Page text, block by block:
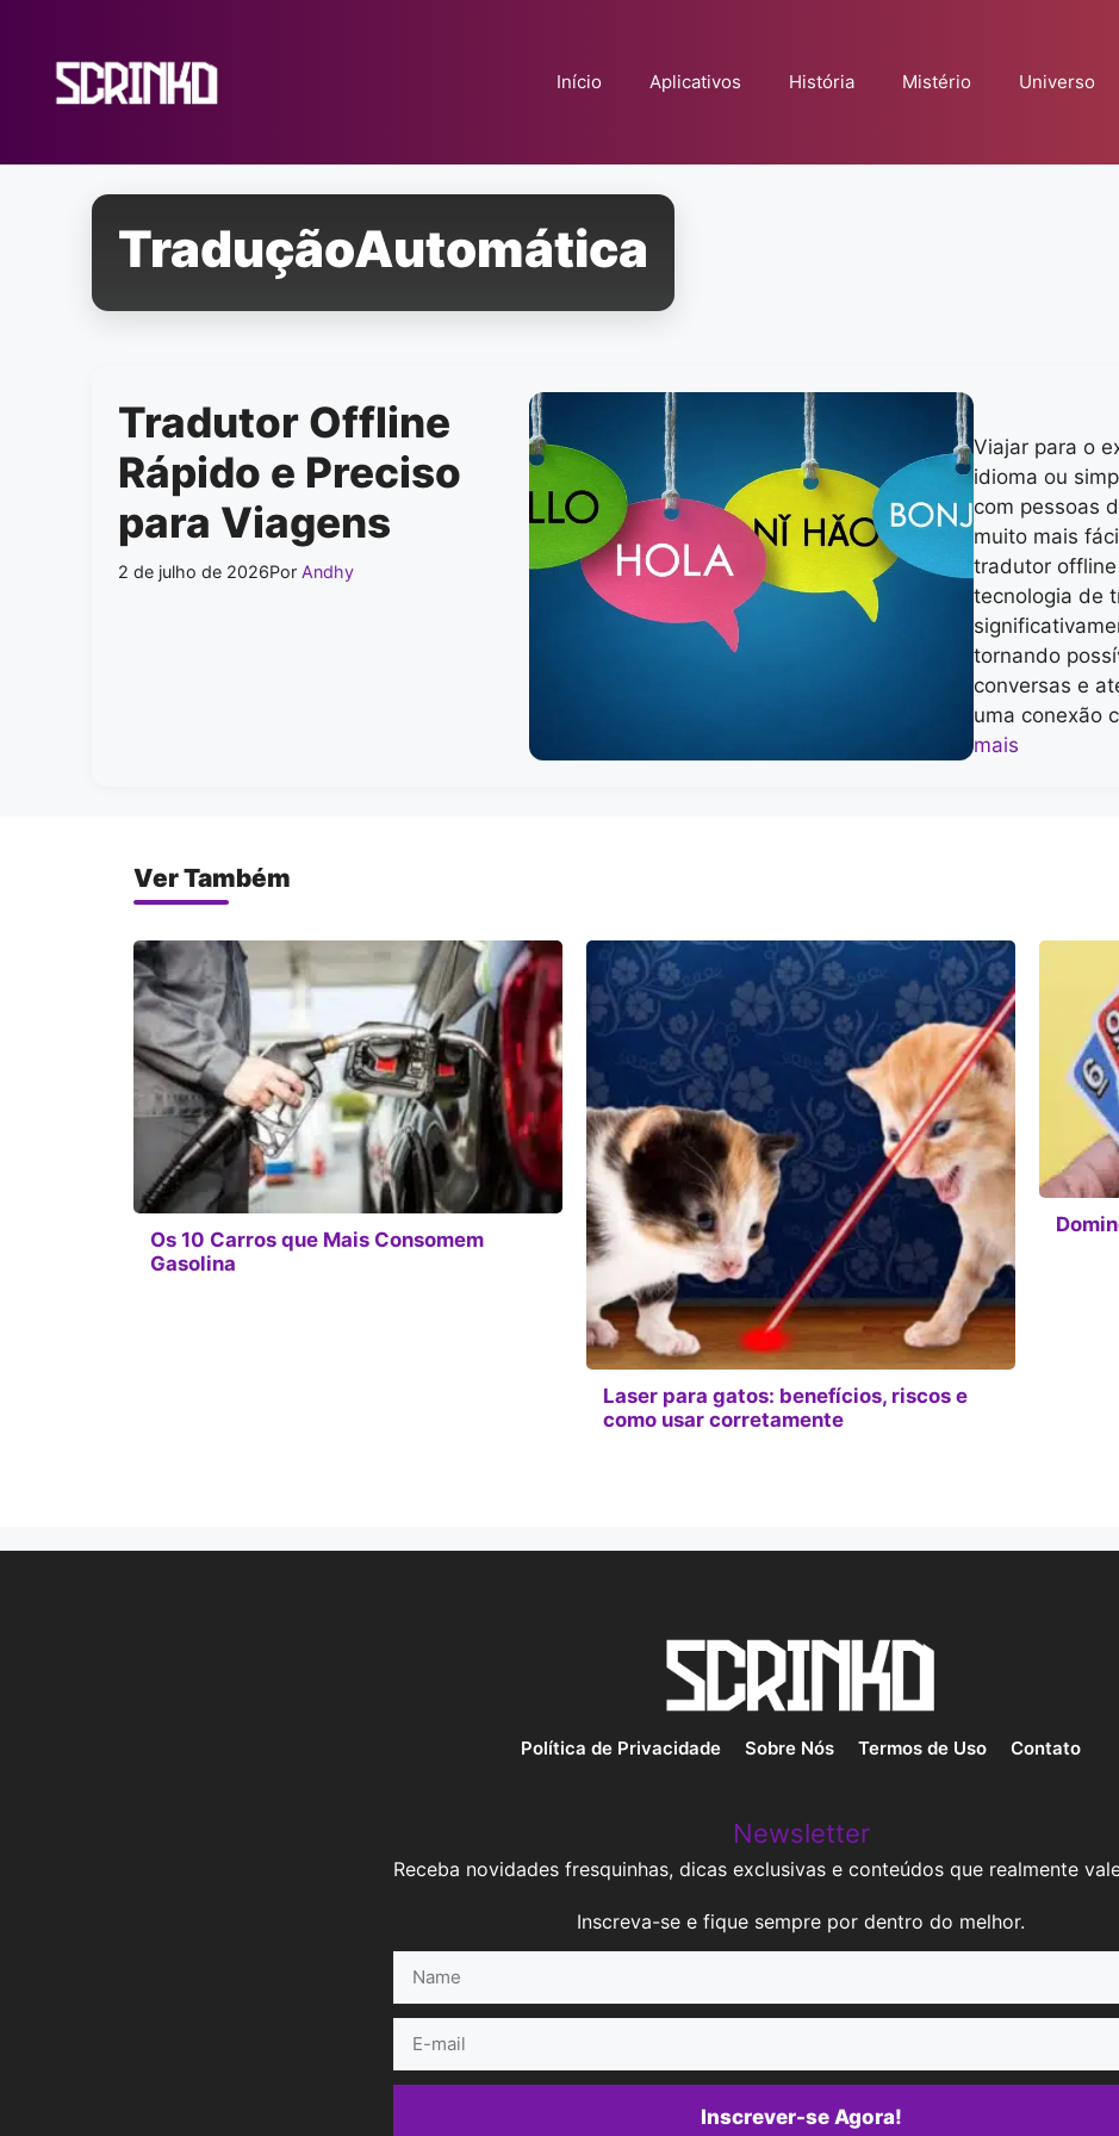
conteúdo
Início Aplicativos História Mistério Universo
TraduçãoAutomática
Tradutor Offline
Rápido e Preciso
para Viagens
2 de julho de 2026Por Andhy
Viajar para o
idioma ou
com pessoas
muito mais
tradutor
tecnologia de
tornando
conversas e
uma conexão
mais
Ver Também
Os 10 Carros que Mais Consomem
Gasolina
Laser para gatos: benefícios, riscos e
como usar corretamente
Política de Privacidade Sobre Nós Termos de Uso Contato
Newsletter
Receba novidades fresquinhas, dicas exclusivas e conteúdos que realmente
Inscreva-se e fique sempre por dentro do melhor.
mail
Inscrever-se Agora!